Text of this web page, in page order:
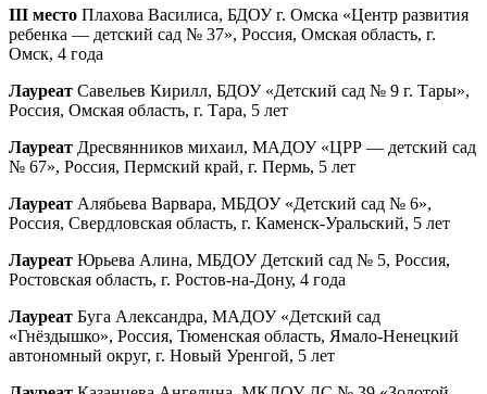
III место Плахова Василиса, БДОУ г. Омска «Центр развития
ребенка — детский сад № 37», Россия, Омская область, г.
Омск, 4 года
Лауреат Савельев Кирилл, БДОУ «Детский сад № 9 г. Тары»,
Россия, Омская область, г. Тара, 5 лет
Лауреат Дресвянников михаил, МАДОУ «ЦРР — детский сад
№ 67», Россия, Пермский край, г. Пермь, 5 лет
Лауреат Алябьева Варвара, МБДОУ «Детский сад № 6»,
Россия, Свердловская область, г. Каменск-Уральский, 5 лет
Лауреат Юрьева Алина, МБДОУ Детский сад № 5, Россия,
Ростовская область, г. Ростов-на-Дону, 4 года
Лауреат Буга Александра, МАДОУ «Детский сад
«Гнёздышко», Россия, Тюменская область, Ямало-Ненецкий
автономный округ, г. Новый Уренгой, 5 лет